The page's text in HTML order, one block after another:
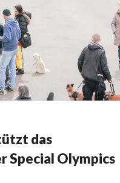
das
Special Olympics